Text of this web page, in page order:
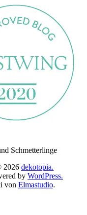
Schmetterlinge
2026 dekotopia.
by WordPress.
von Elmastudio.